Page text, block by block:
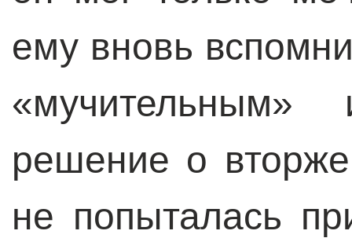
ему вновь
решение о
не попыталась